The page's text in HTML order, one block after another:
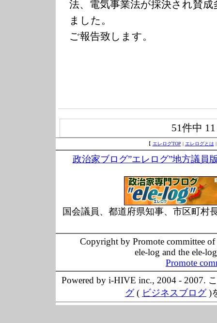
法、電気事業法が採決され賛
ました。
ご報告致します。
51件中
【 エレログTOP | エレログとは
政治家ブログ”エレログ”地方議員
国会議員、都道府県知事、市区町村
Copyright by Promote committee
ele-log and the ele-
Promote
Powered by i-HIVE inc., 2004 - 2007.
グ( ビジネスブログ)